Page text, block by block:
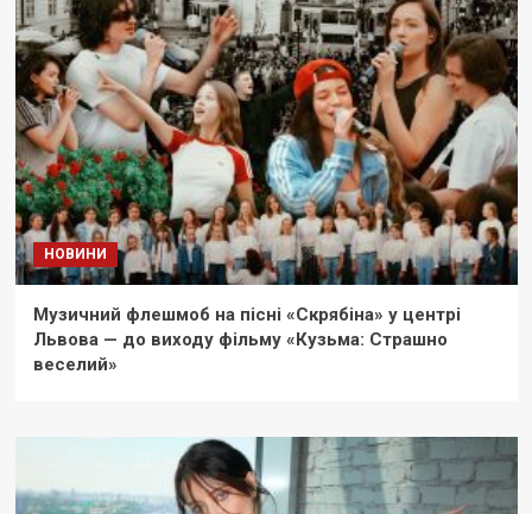
НОВИНИ
Музичний флешмоб на пісні «Скрябіна» у центрі
Львова — до виходу фільму «Кузьма: Страшно
веселий»